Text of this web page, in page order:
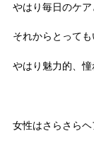
やはり毎日のケア
それからとって
やはり魅力的、憧
女性はさらさらヘ